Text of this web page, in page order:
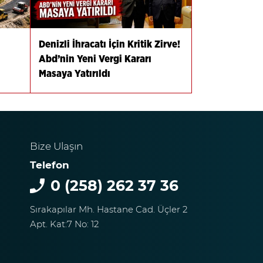
Denizli İhracatı İçin Kritik Zirve!
Abd’nin Yeni Vergi Kararı
Masaya Yatırıldı
Bize Ulaşın
Telefon
0 (258) 262 37 36
Sırakapılar Mh. Hastane Cad. Üçler 2
Apt. Kat:7 No: 12